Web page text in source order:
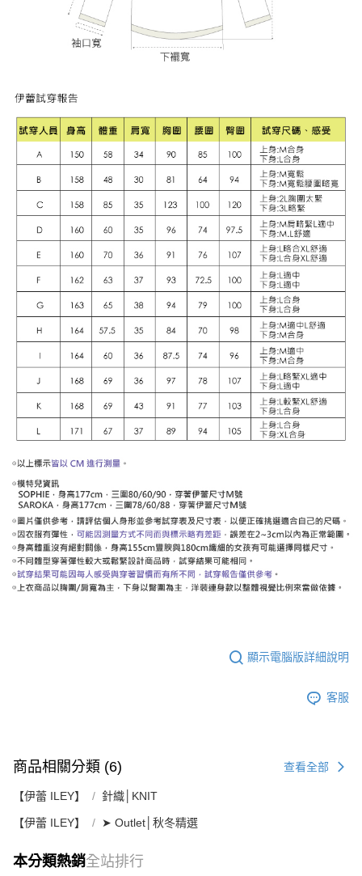
顯示電腦版詳細說明
客服
商品相關分類 (6) 查看全部
【伊蕾 ILEY】 針織│KNIT
【伊蕾 ILEY】 ➤ Outlet│秋冬精選
本分類熱銷全站排行